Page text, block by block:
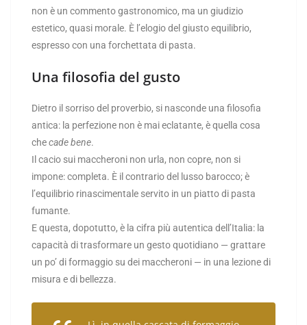
non è un commento gastronomico, ma un giudizio
estetico, quasi morale. È l’elogio del giusto equilibrio,
espresso con una forchettata di pasta.
Una filosofia del gusto
Dietro il sorriso del proverbio, si nasconde una filosofia
antica: la perfezione non è mai eclatante, è quella cosa
checade bene.
Il cacio sui maccheroni non urla, non copre, non si
impone: completa. È il contrario del lusso barocco; è
l’equilibrio rinascimentale servito in un piatto di pasta
fumante.
E questa, dopotutto, è la cifra più autentica dell’Italia: la
capacità di trasformare un gesto quotidiano — grattare
un po’ di formaggio su dei maccheroni — in una lezione di
misura e di bellezza.